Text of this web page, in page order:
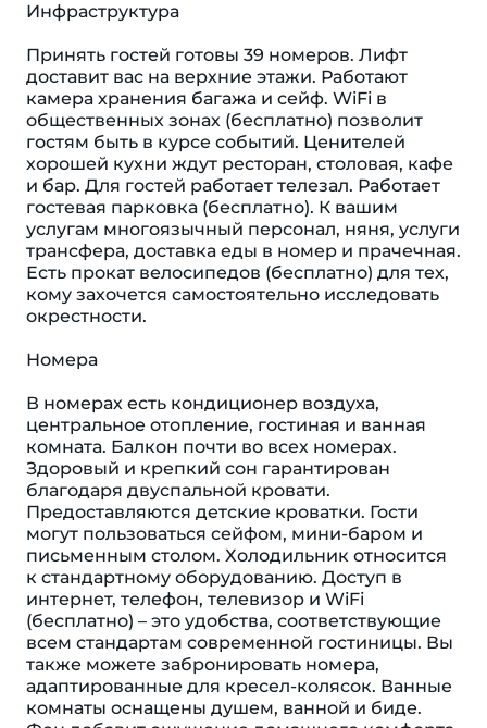
Инфраструктура
Принять гостей готовы 39 номеров. Лифт
доставит вас на верхние этажи. Работают
камера хранения багажа и сейф. WiFi в
общественных зонах (бесплатно) позволит
гостям быть в курсе событий. Ценителей
хорошей кухни ждут ресторан, столовая, кафе
и бар. Для гостей работает телезал. Работает
гостевая парковка (бесплатно). К вашим
услугам многоязычный персонал, няня, услуги
трансфера, доставка еды в номер и прачечная.
Есть прокат велосипедов (бесплатно) для тех,
кому захочется самостоятельно исследовать
окрестности.
Номера
В номерах есть кондиционер воздуха,
центральное отопление, гостиная и ванная
комната. Балкон почти во всех номерах.
Здоровый и крепкий сон гарантирован
благодаря двуспальной кровати.
Предоставляются детские кроватки. Гости
могут пользоваться сейфом, мини-баром и
письменным столом. Холодильник относится
к стандартному оборудованию. Доступ в
интернет, телефон, телевизор и WiFi
(бесплатно) – это удобства, соответствующие
всем стандартам современной гостиницы. Вы
также можете забронировать номера,
адаптированные для кресел-колясок. Ванные
комнаты оснащены душем, ванной и биде.